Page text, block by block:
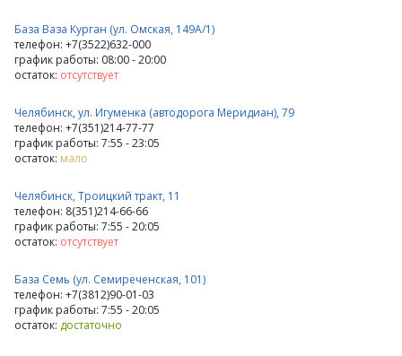
База Ваза Курган (ул. Омская, 149А/1)
телефон: +7(3522)632-000
график работы: 08:00 - 20:00
остаток: отсутствует
Челябинск, ул. Игуменка (автодорога Меридиан), 79
телефон: +7(351)214-77-77
график работы: 7:55 - 23:05
остаток: мало
Челябинск, Троицкий тракт, 11
телефон: 8(351)214-66-66
график работы: 7:55 - 20:05
остаток: отсутствует
База Семь (ул. Семиреченская, 101)
телефон: +7(3812)90-01-03
график работы: 7:55 - 20:05
остаток: достаточно